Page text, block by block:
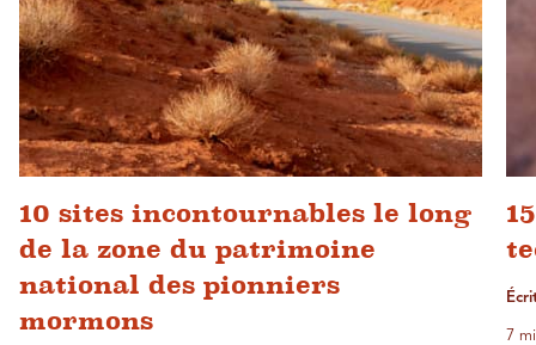
10 sites incontournables le long
de la zone du patrimoine
national des pionniers
mormons
7